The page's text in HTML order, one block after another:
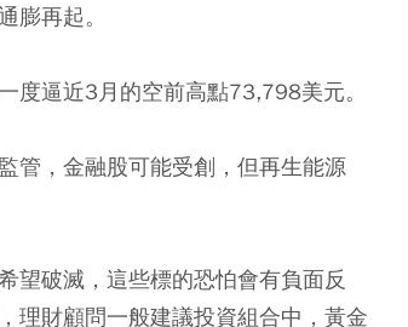
膨再起。
度逼近3月的空前高點73,798美元。
管，金融股可能受創，但再生能源
望破滅，這些標的恐怕會有負面反
理財顧問一般建議投資組合中，黃金